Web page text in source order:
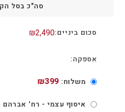
סה"כ בסל
₪2,490
משלוח: ₪399
איסוף עצמי​ - רח' אברהם